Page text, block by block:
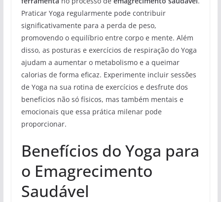
Praticar Yoga regularmente pode contribuir
significativamente para a perda de peso,
promovendo o equilíbrio entre corpo e mente. Além
disso, as posturas e exercícios de respiração do Yoga
ajudam a aumentar o metabolismo e a queimar
calorias de forma eficaz. Experimente incluir sessões
de Yoga na sua rotina de exercícios e desfrute dos
benefícios não só físicos, mas também mentais e
emocionais que essa prática milenar pode
proporcionar.
Benefícios do Yoga para
o Emagrecimento
Saudável